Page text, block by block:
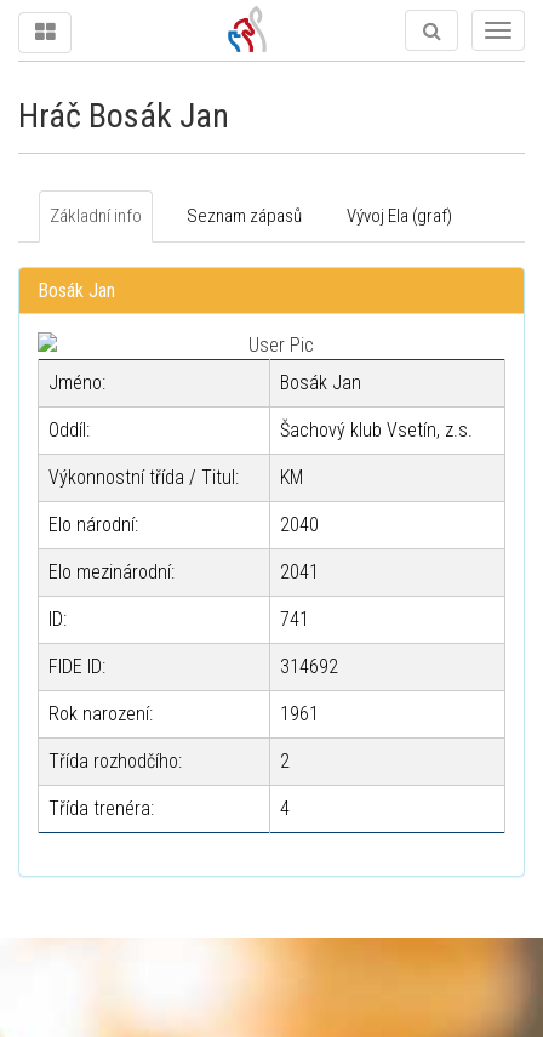
Hráč Bosák Jan
Základní info Seznam zápasů Vývoj Ela (graf)
Bosák Jan
Jméno: Bosák Jan
Oddíl: Šachový klub Vsetín, z.s.
Výkonnostní třída / Titul: KM
Elo národní: 2040
Elo mezinárodní: 2041
ID: 741
FIDE ID: 314692
Rok narození: 1961
Třída rozhodčího: 2
Třída trenéra: 4